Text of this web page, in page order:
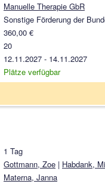
Manuelle Therapie GbR
Sonstige Förderung der
360,00 €
20
12.11.2027 - 14.11.2027
Plätze verfügbar
1 Tag
Gottmann, Zoe | Habdank,
Materna, Janna